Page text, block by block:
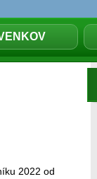
2022 od